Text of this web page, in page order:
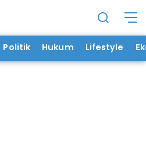
Politik Hukum Lifestyle